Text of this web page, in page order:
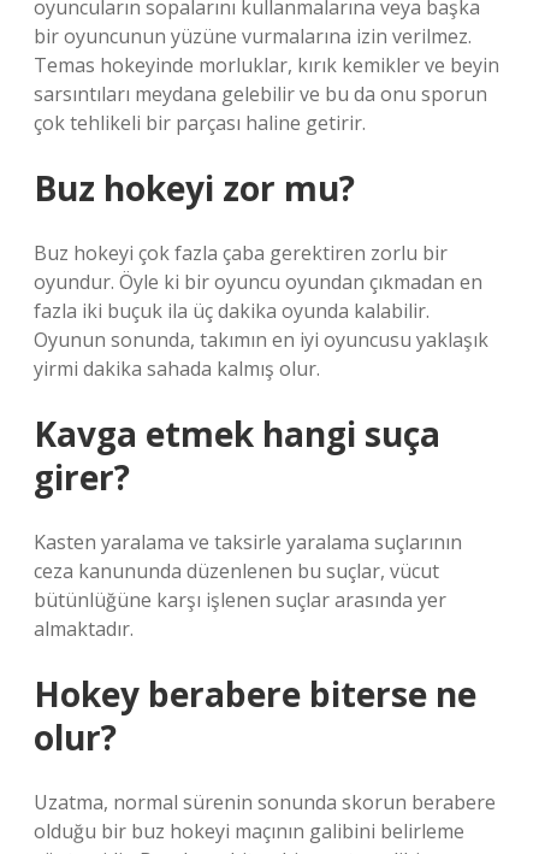
oyuncuların sopalarını kullanmalarına veya başka
bir oyuncunun yüzüne vurmalarına izin verilmez.
Temas hokeyinde morluklar, kırık kemikler ve beyin
sarsıntıları meydana gelebilir ve bu da onu sporun
çok tehlikeli bir parçası haline getirir.
Buz hokeyi zor mu?
Buz hokeyi çok fazla çaba gerektiren zorlu bir
oyundur. Öyle ki bir oyuncu oyundan çıkmadan en
fazla iki buçuk ila üç dakika oyunda kalabilir.
Oyunun sonunda, takımın en iyi oyuncusu yaklaşık
yirmi dakika sahada kalmış olur.
Kavga etmek hangi suça
girer?
Kasten yaralama ve taksirle yaralama suçlarının
ceza kanununda düzenlenen bu suçlar, vücut
bütünlüğüne karşı işlenen suçlar arasında yer
almaktadır.
Hokey berabere biterse ne
olur?
Uzatma, normal sürenin sonunda skorun berabere
olduğu bir buz hokeyi maçının galibini belirleme